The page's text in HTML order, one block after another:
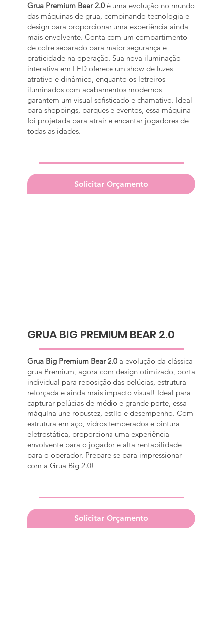
Grua Premium Bear 2.0é uma evolução no mundo
das máquinas de grua, combinando tecnologia e
design para proporcionar uma experiência ainda
mais envolvente. Conta com um compartimento
de cofre separado para maior segurança e
praticidade na operação. Sua nova iluminação
interativa em LED oferece um show de luzes
atrativo e dinâmico, enquanto os letreiros
iluminados com acabamentos modernos
garantem um visual sofisticado e chamativo. Ideal
para shoppings, parques e eventos, essa máquina
foi projetada para atrair e encantar jogadores de
todas as idades.
Solicitar Orçamento
GRUA BIG PREMIUM BEAR 2.0
Grua Big Premium Bear 2.0a evolução da clássica
grua Premium, agora com design otimizado, porta
individual para reposição das pelúcias, estrutura
reforçada e ainda mais impacto visual! Ideal para
capturar pelúcias de médio e grande porte, essa
máquina une robustez, estilo e desempenho. Com
estrutura em aço, vidros temperados e pintura
eletrostática, proporciona uma experiência
envolvente para o jogador e alta rentabilidade
para o operador. Prepare-se para impressionar
com a Grua Big 2.0!
Solicitar Orçamento